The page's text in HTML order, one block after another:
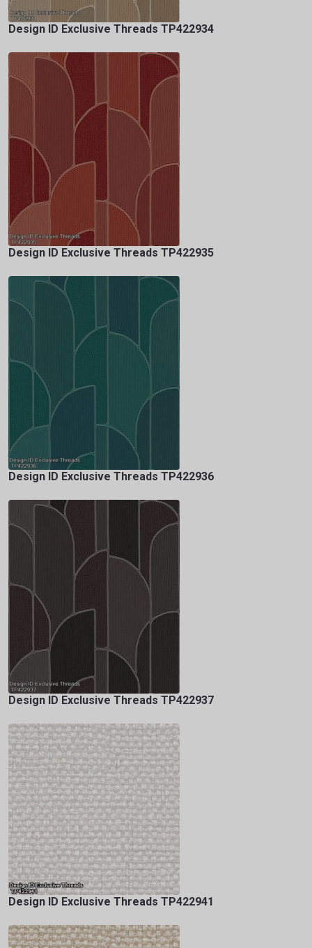
Design ID Exclusive Threads TP422934
Design ID Exclusive Threads TP422935
Design ID Exclusive Threads TP422936
Design ID Exclusive Threads TP422937
Design ID Exclusive Threads TP422941